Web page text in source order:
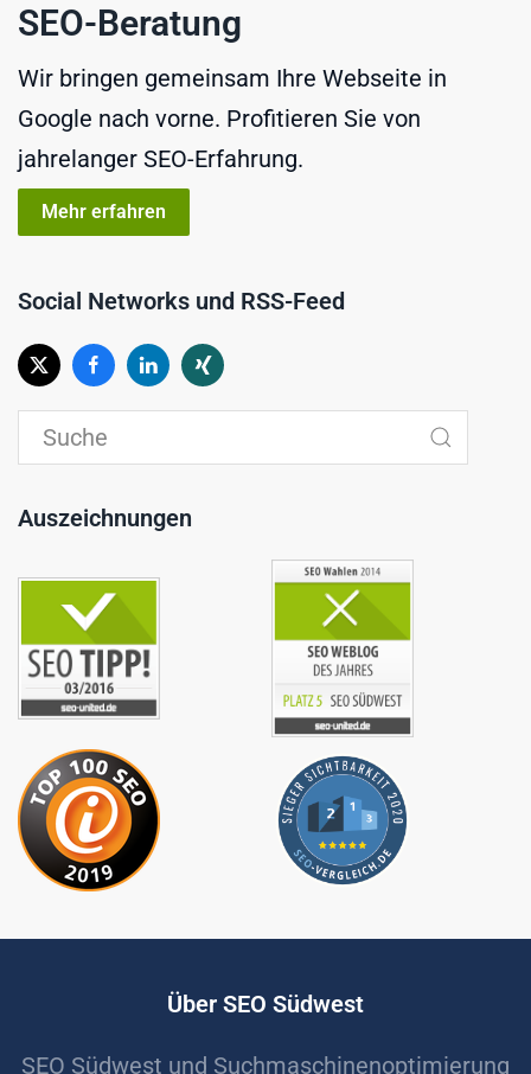
SEO-Beratung
Wir bringen gemeinsam Ihre Webseite in
Google nach vorne. Profitieren Sie von
jahrelanger SEO-Erfahrung.
Mehr erfahren
Social Networks und RSS-Feed
Auszeichnungen
Über SEO Südwest
SEO Südwest und Suchmaschinenoptimierung